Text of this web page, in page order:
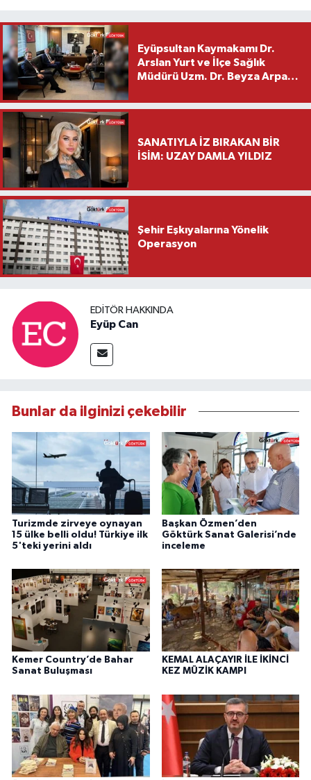
Eyüpsultan Kaymakamı Dr.
Arslan Yurt ve İlçe Sağlık
Müdürü Uzm. Dr. Beyza Arpacı
Ziyareti
SANATIYLA İZ BIRAKAN BİR
İSİM: UZAY DAMLA YILDIZ
Şehir Eşkıyalarına Yönelik
Operasyon
EDITÖR HAKKINDA
Eyüp Can
Bunlar da ilginizi çekebilir
Turizmde zirveye oynayan
15 ülke belli oldu! Türkiye ilk
5'teki yerini aldı
Başkan Özmen’den
Göktürk Sanat Galerisi’nde
inceleme
Kemer Country’de Bahar
Sanat Buluşması
KEMAL ALAÇAYIR İLE İKİNCİ
KEZ MÜZİK KAMPI